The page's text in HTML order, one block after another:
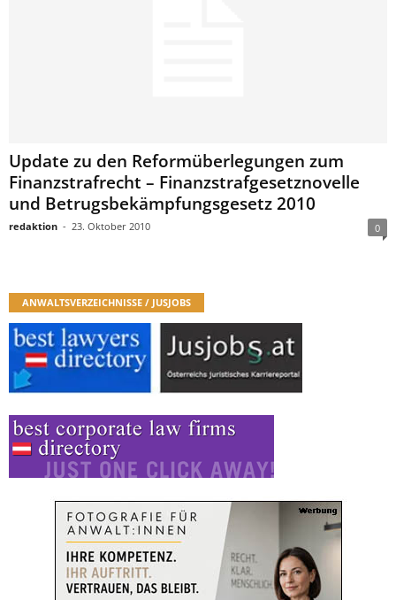
Update zu den Reformüberlegungen zum
Finanzstrafrecht – Finanzstrafgesetznovelle
und Betrugsbekämpfungsgesetz 2010
redaktion - 23. Oktober 2010 0
ANWALTSVERZEICHNISSE / JUSJOBS